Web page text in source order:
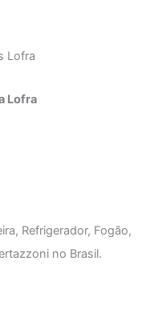
Lofra
Lofra
Refrigerador, Fogão,
no Brasil.